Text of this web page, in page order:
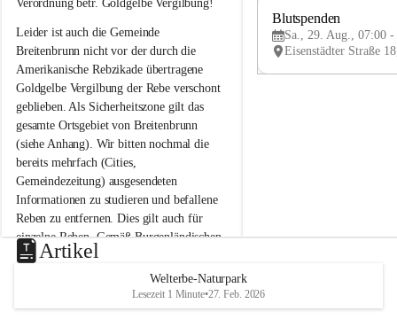
r
i
t
e
n
b
r
u
n
n
a
m
N
e
u
s
d
Verordnung betr. Goldgelbe Vergilbung!
Leider ist auch die Gemeinde
Breitenbrunn nicht vor der durch die
Amerikanische Rebzikade übertragene
Goldgelbe Vergilbung der Rebe verschont
geblieben. Als Sicherheitszone gilt das
gesamte Ortsgebiet von Breitenbrunn
(siehe Anhang). Wir bitten nochmal die
bereits mehrfach (Cities,
Gemeindezeitung) ausgesendeten
Informationen zu studieren und befallene
Reben zu entfernen. Dies gilt auch für
einzelne Reben. Gemäß Burgenländischen
Weinbaugesetz sind nicht gepflegte oder
unzulässige Weingärten zu roden! Bitte
helfen wir zusammen um unsere Winzer
vor den prognostizierten Ernteausfällen
e
u
e
d
Blutspenden
Sa., 29. Aug., 07:00 -
Artikel
Welterbe-Naturpark
Lesezeit 1 Minute•27. Feb. 2026